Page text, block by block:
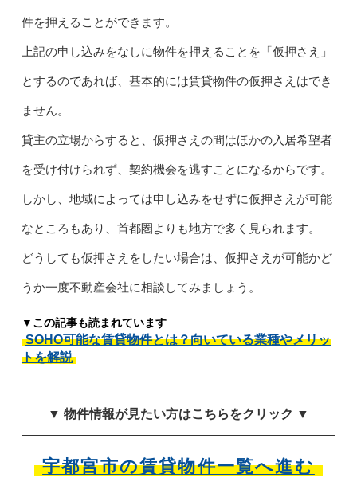
件を押えることができます。
上記の申し込みをなしに物件を押えることを「仮押さえ」
とするのであれば、基本的には賃貸物件の仮押さえはでき
ません。
貸主の立場からすると、仮押さえの間はほかの入居希望者
を受け付けられず、契約機会を逃すことになるからです。
しかし、地域によっては申し込みをせずに仮押さえが可能
なところもあり、首都圏よりも地方で多く見られます。
どうしても仮押さえをしたい場合は、仮押さえが可能かど
うか一度不動産会社に相談してみましょう。
▼この記事も読まれています
SOHO可能な賃貸物件とは？向いている業種やメリッ
トを解説
▼ 物件情報が見たい方はこちらをクリック ▼
宇都宮市の賃貸物件一覧へ進む